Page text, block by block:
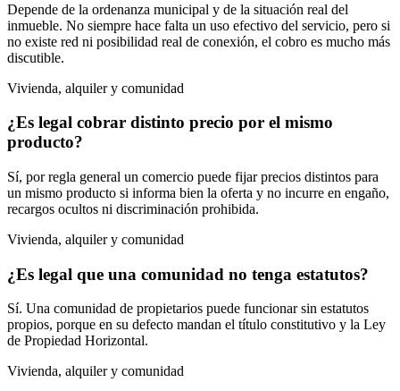
Depende de la ordenanza municipal y de la situación real del
inmueble. No siempre hace falta un uso efectivo del servicio, pero si
no existe red ni posibilidad real de conexión, el cobro es mucho más
discutible.
Vivienda, alquiler y comunidad
¿Es legal cobrar distinto precio por el mismo
producto?
Sí, por regla general un comercio puede fijar precios distintos para
un mismo producto si informa bien la oferta y no incurre en engaño,
recargos ocultos ni discriminación prohibida.
Vivienda, alquiler y comunidad
¿Es legal que una comunidad no tenga estatutos?
Sí. Una comunidad de propietarios puede funcionar sin estatutos
propios, porque en su defecto mandan el título constitutivo y la Ley
de Propiedad Horizontal.
Vivienda, alquiler y comunidad